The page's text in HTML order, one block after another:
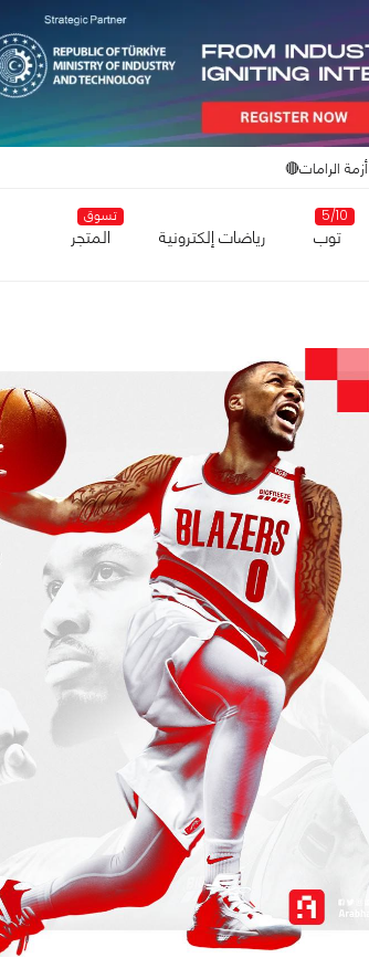
أزمة الرامات🔴
5/10
توب رياضات إلكترونية
تسوق
المتجر